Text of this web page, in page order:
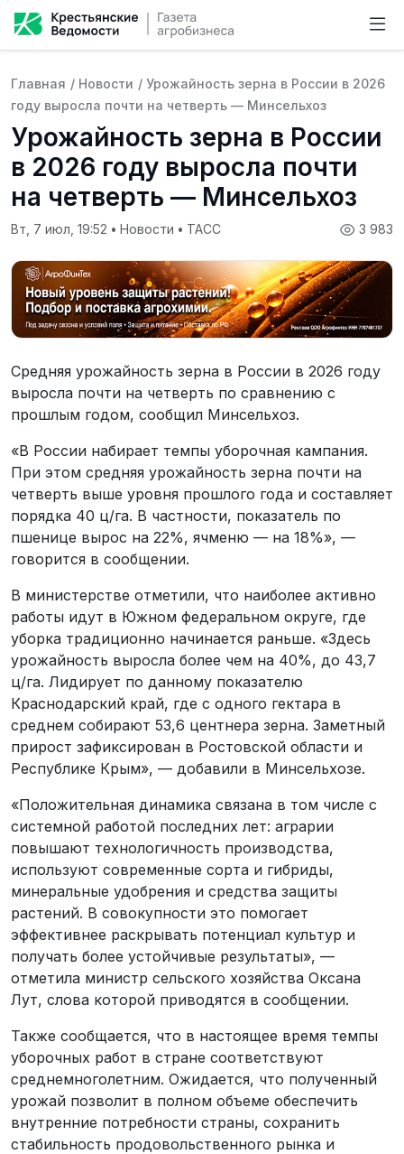
Главная / Новости / Урожайность зерна в России в 2026
году выросла почти на четверть — Минсельхоз
Урожайность зерна в России
в 2026 году выросла почти
на четверть — Минсельхоз
3 983
Вт, 7 июл, 19:52 • Новости • ТАСС
Средняя урожайность зерна в России в 2026 году
выросла почти на четверть по сравнению с
прошлым годом, сообщил Минсельхоз.
«В России набирает темпы уборочная кампания.
При этом средняя урожайность зерна почти на
четверть выше уровня прошлого года и составляет
порядка 40 ц/га. В частности, показатель по
пшенице вырос на 22%, ячменю — на 18%», —
говорится в сообщении.
В министерстве отметили, что наиболее активно
работы идут в Южном федеральном округе, где
уборка традиционно начинается раньше. «Здесь
урожайность выросла более чем на 40%, до 43,7
ц/га. Лидирует по данному показателю
Краснодарский край, где с одного гектара в
среднем собирают 53,6 центнера зерна. Заметный
прирост зафиксирован в Ростовской области и
Республике Крым», — добавили в Минсельхозе.
«Положительная динамика связана в том числе с
системной работой последних лет: аграрии
повышают технологичность производства,
используют современные сорта и гибриды,
минеральные удобрения и средства защиты
растений. В совокупности это помогает
эффективнее раскрывать потенциал культур и
получать более устойчивые результаты», —
отметила министр сельского хозяйства Оксана
Лут, слова которой приводятся в сообщении.
Также сообщается, что в настоящее время темпы
уборочных работ в стране соответствуют
среднемноголетним. Ожидается, что полученный
урожай позволит в полном объеме обеспечить
внутренние потребности страны, сохранить
стабильность продовольственного рынка и